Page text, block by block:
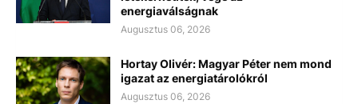
energiaválságnak
Augusztus 06, 2026
Hortay Olivér: Magyar Péter nem mond
igazat az energiatárolókról
Augusztus 06, 2026